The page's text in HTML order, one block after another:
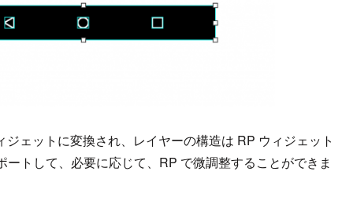
ェットに変換され、レイヤーの構造は RP ウィジェット
トして、必要に応じて、RP で微調整することができま